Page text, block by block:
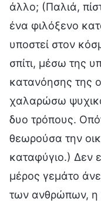
άλλο; (Παλιά,
ένα φιλόξενο
υποστεί στον
σπίτι, μέσω της
κατανόησης της
χαλαρώσω
δυο τρόπους.
θεωρούσα την
καταφύγιο.) Δεν
μέρος γεμάτο
των ανθρώπων, η